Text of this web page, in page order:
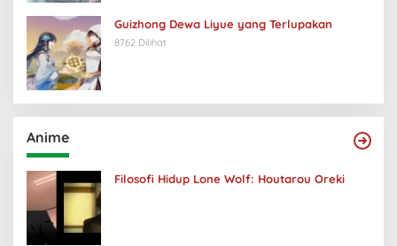
Guizhong Dewa Liyue yang Terlupakan
8762 Dilihat
Anime
Filosofi Hidup Lone Wolf: Houtarou Oreki